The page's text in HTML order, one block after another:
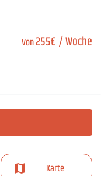
Von255€/ Woche
Karte